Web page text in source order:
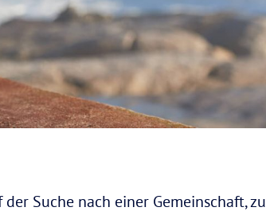
Suche nach einer Gemeinschaft, zu